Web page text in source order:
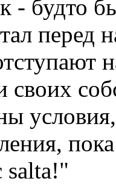
- будто
перед
своих
salta!"